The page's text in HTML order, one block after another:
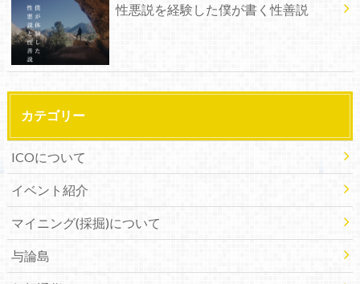
性悪説を経験した僕が書く性善説
カテゴリー
ICOについて
イベント紹介
マイニング(採掘)について
与論島